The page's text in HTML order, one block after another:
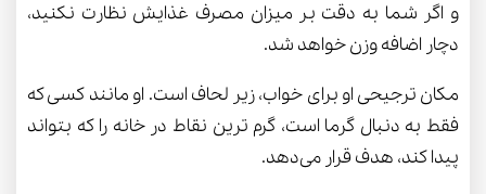
و اگر شما به دقت بر میزان مصرف غذایش نظارت نکنید،
دچار اضافه وزن خواهد شد.
مکان ترجیحی او برای خواب، زیر لحاف است. او مانند کسی که
فقط به دنبال گرما است، گرم ترین نقاط در خانه را که بتواند
پیدا کند، هدف قرار می‌دهد.